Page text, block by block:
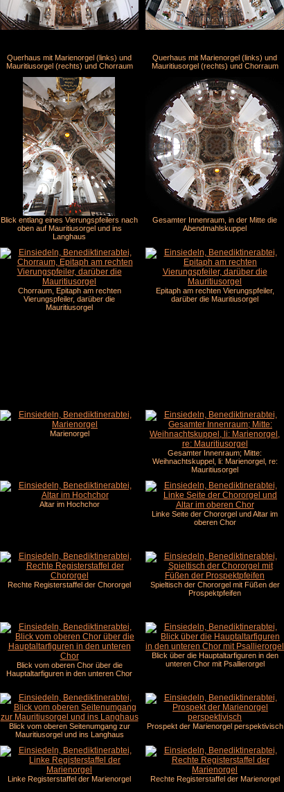
Querhaus mit Marienorgel (links) und
Mauritiusorgel (rechts) und Chorraum
Querhaus mit Marienorgel (links) und
Mauritiusorgel (rechts) und Chorraum
Blick entlang eines Vierungspfeilers nach
oben auf Mauritiusorgel und ins
Langhaus
Gesamter Innenraum, in der Mitte die
Abendmahlskuppel
Chorraum, Epitaph am rechten
Vierungspfeiler, darüber die
Mauritiusorgel
Epitaph am rechten Vierungspfeiler,
darüber die Mauritiusorgel
Marienorgel
Gesamter Innenraum; Mitte:
Weihnachtskuppel, li: Marienorgel, re:
Mauritiusorgel
Altar im Hochchor
Linke Seite der Chororgel und Altar im
oberen Chor
Rechte Registerstaffel der Chororgel
Spieltisch der Chororgel mit Füßen der
Prospektpfeifen
Blick vom oberen Chor über die
Hauptaltarfiguren in den unteren Chor
Blick über die Hauptaltarfiguren in den
unteren Chor mit Psallierorgel
Blick vom oberen Seitenumgang zur
Mauritiusorgel und ins Langhaus
Prospekt der Marienorgel perspektivisch
Linke Registerstaffel der Marienorgel
Rechte Registerstaffel der Marienorgel